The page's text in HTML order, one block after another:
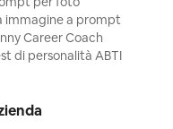
immagine a prompt
Career Coach
di personalità ABTI